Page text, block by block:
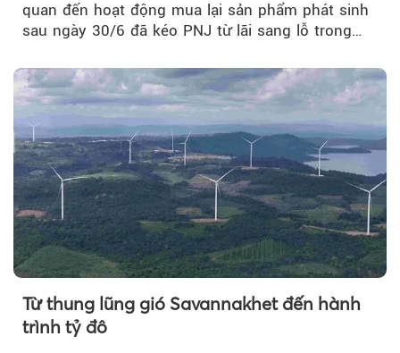
quan đến hoạt động mua lại sản phẩm phát sinh
sau ngày 30/6 đã kéo PNJ từ lãi sang lỗ trong
Từ thung lũng gió Savannakhet đến hành
trình tỷ đô